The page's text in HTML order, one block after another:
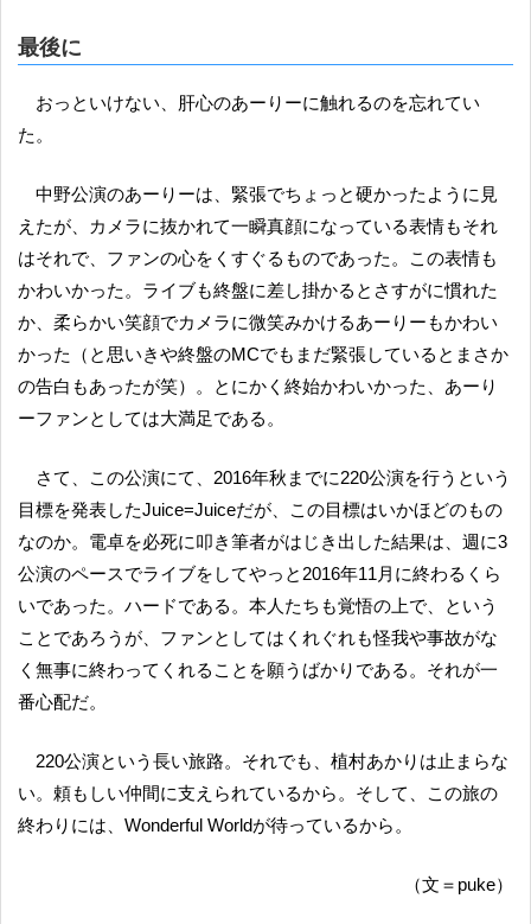
最後に
おっといけない、肝心のあーりーに触れるのを忘れてい
た。
中野公演のあーりーは、緊張でちょっと硬かったように見
えたが、カメラに抜かれて一瞬真顔になっている表情もそれ
はそれで、ファンの心をくすぐるものであった。この表情も
かわいかった。ライブも終盤に差し掛かるとさすがに慣れた
か、柔らかい笑顔でカメラに微笑みかけるあーりーもかわい
かった（と思いきや終盤のMCでもまだ緊張しているとまさか
の告白もあったが笑）。とにかく終始かわいかった、あーり
ーファンとしては大満足である。
さて、この公演にて、2016年秋までに220公演を行うという
目標を発表したJuice=Juiceだが、この目標はいかほどのもの
なのか。電卓を必死に叩き筆者がはじき出した結果は、週に3
公演のペースでライブをしてやっと2016年11月に終わるくら
いであった。ハードである。本人たちも覚悟の上で、という
ことであろうが、ファンとしてはくれぐれも怪我や事故がな
く無事に終わってくれることを願うばかりである。それが一
番心配だ。
220公演という長い旅路。それでも、植村あかりは止まらな
い。頼もしい仲間に支えられているから。そして、この旅の
終わりには、Wonderful Worldが待っているから。
（文＝puke）